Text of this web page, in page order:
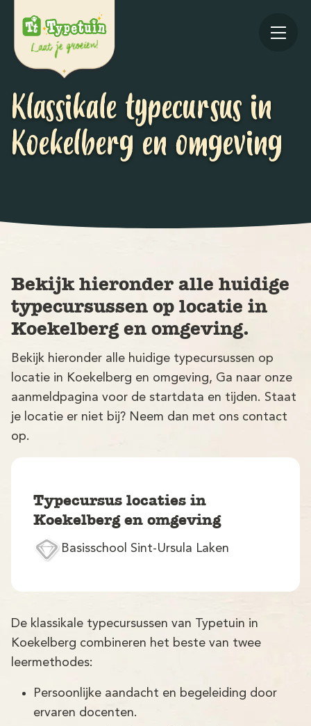
Demo
Klassikale typecursus in
Koekelberg en omgeving
Bekijk hieronder alle huidige
typecursussen op locatie in
Koekelberg en omgeving.
Bekijk hieronder alle huidige typecursussen op
locatie in Koekelberg en omgeving, Ga naar onze
aanmeldpagina voor de startdata en tijden. Staat
je locatie er niet bij? Neem dan met ons contact
op.
Typecursus locaties in
Koekelberg en omgeving
Basisschool Sint-Ursula Laken
De klassikale typecursussen van Typetuin in
Koekelberg combineren het beste van twee
leermethodes:
Persoonlijke aandacht en begeleiding door
ervaren docenten.